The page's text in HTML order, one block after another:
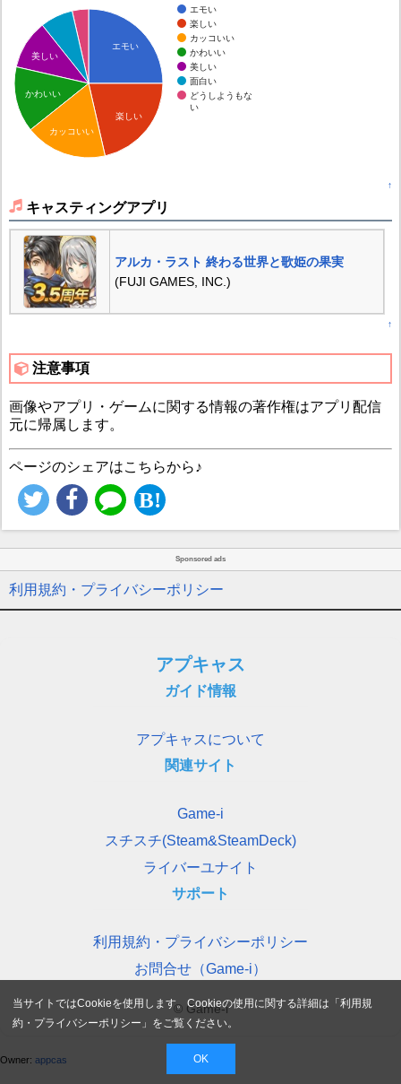
エモい
楽しい
カッコいい
かわいい
美しい
面白い
どうしようもな
い
エモい
楽しい
美しい
かわいい
カッコいい
↑
キャスティングアプリ
アルカ・ラスト 終わる世界と歌姫の果実
(FUJI GAMES, INC.)
↑
注意事項
画像やアプリ・ゲームに関する情報の著作権はアプリ配信
元に帰属します。
ページのシェアはこちらから♪
Sponsored ads
利用規約・プライバシーポリシー
アプキャス
ガイド情報
アプキャスについて
関連サイト
Game-i
スチスチ(Steam&SteamDeck)
ライバーユナイト
サポート
利用規約・プライバシーポリシー
お問合せ（Game-i）
© Game-i
Owner: appcas
当サイトではCookieを使用します。Cookieの使用に関する詳細は「利用規
約・プライバシーポリシー 」をご覧ください。
OK